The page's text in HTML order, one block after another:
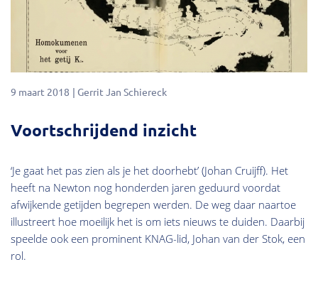
9 maart 2018 Gerrit Jan Schiereck
Voortschrijdend inzicht
‘Je gaat het pas zien als je het doorhebt’ (Johan Cruijff). Het
heeft na Newton nog honderden jaren geduurd voordat
afwijkende getijden begrepen werden. De weg daar naartoe
illustreert hoe moeilijk het is om iets nieuws te duiden. Daarbij
speelde ook een prominent KNAG-lid, Johan van der Stok, een
rol.